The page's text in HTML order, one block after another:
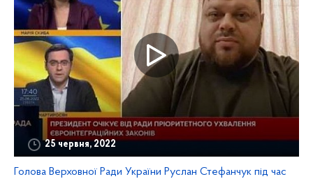
25 червня, 2022
Голова Верховної Ради України Руслан Стефанчук під час